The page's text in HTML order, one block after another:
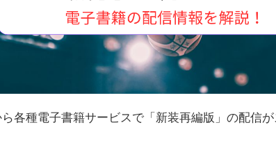
各種電子書籍サービスで「新装再編版」の配信